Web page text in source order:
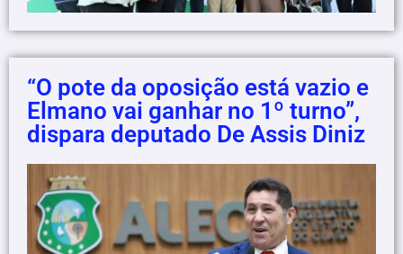
“O pote da oposição está vazio e
Elmano vai ganhar no 1º turno”,
dispara deputado De Assis Diniz